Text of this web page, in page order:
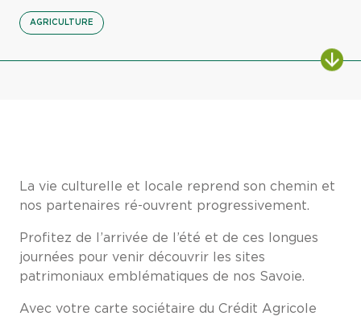
AGRICULTURE
La vie culturelle et locale reprend son chemin et
nos partenaires ré-ouvrent progressivement.
Profitez de l’arrivée de l’été et de ces longues
journées pour venir découvrir les sites
patrimoniaux emblématiques de nos Savoie.
Avec votre carte sociétaire du Crédit Agricole